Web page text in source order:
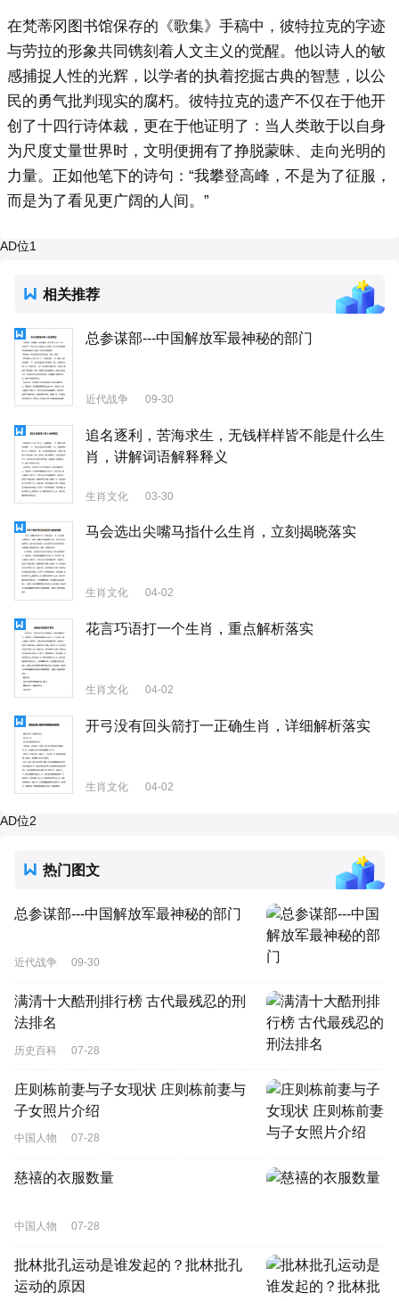
在梵蒂冈图书馆保存的《歌集》手稿中，彼特拉克的字迹
与劳拉的形象共同镌刻着人文主义的觉醒。他以诗人的敏
感捕捉人性的光辉，以学者的执着挖掘古典的智慧，以公
民的勇气批判现实的腐朽。彼特拉克的遗产不仅在于他开
创了十四行诗体裁，更在于他证明了：当人类敢于以自身
为尺度丈量世界时，文明便拥有了挣脱蒙昧、走向光明的
力量。正如他笔下的诗句：“我攀登高峰，不是为了征服，
而是为了看见更广阔的人间。”
AD位1
相关推荐
总参谋部---中国解放军最神秘的部门
近代战争 09-30
追名逐利，苦海求生，无钱样样皆不能是什么生
肖，讲解词语解释释义
生肖文化 03-30
马会选出尖嘴马指什么生肖，立刻揭晓落实
生肖文化 04-02
花言巧语打一个生肖，重点解析落实
生肖文化 04-02
开弓没有回头箭打一正确生肖，详细解析落实
生肖文化 04-02
AD位2
热门图文
总参谋部---中国解放军最神秘的部门
近代战争 09-30
满清十大酷刑排行榜 古代最残忍的刑
法排名
历史百科 07-28
庄则栋前妻与子女现状 庄则栋前妻与
子女照片介绍
中国人物 07-28
慈禧的衣服数量
中国人物 07-28
批林批孔运动是谁发起的？批林批孔
运动的原因